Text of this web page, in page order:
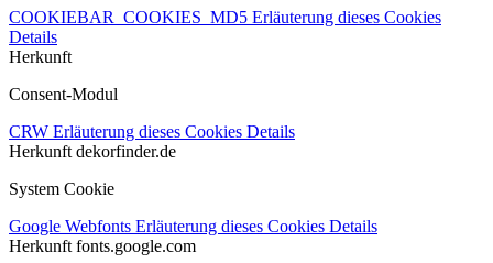
COOKIEBAR_COOKIES_MD5 Erläuterung dieses Cookies
Details
Herkunft
Consent-Modul
CRW Erläuterung dieses Cookies Details
Herkunft dekorfinder.de
System Cookie
Google Webfonts Erläuterung dieses Cookies Details
Herkunft fonts.google.com